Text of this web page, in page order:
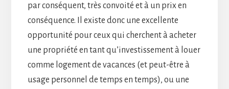
par conséquent, très convoité et à un prix en
conséquence. Il existe donc une excellente
opportunité pour ceux qui cherchent à acheter
une propriété en tant qu’investissement à louer
comme logement de vacances (et peut-être à
usage personnel de temps en temps), ou une